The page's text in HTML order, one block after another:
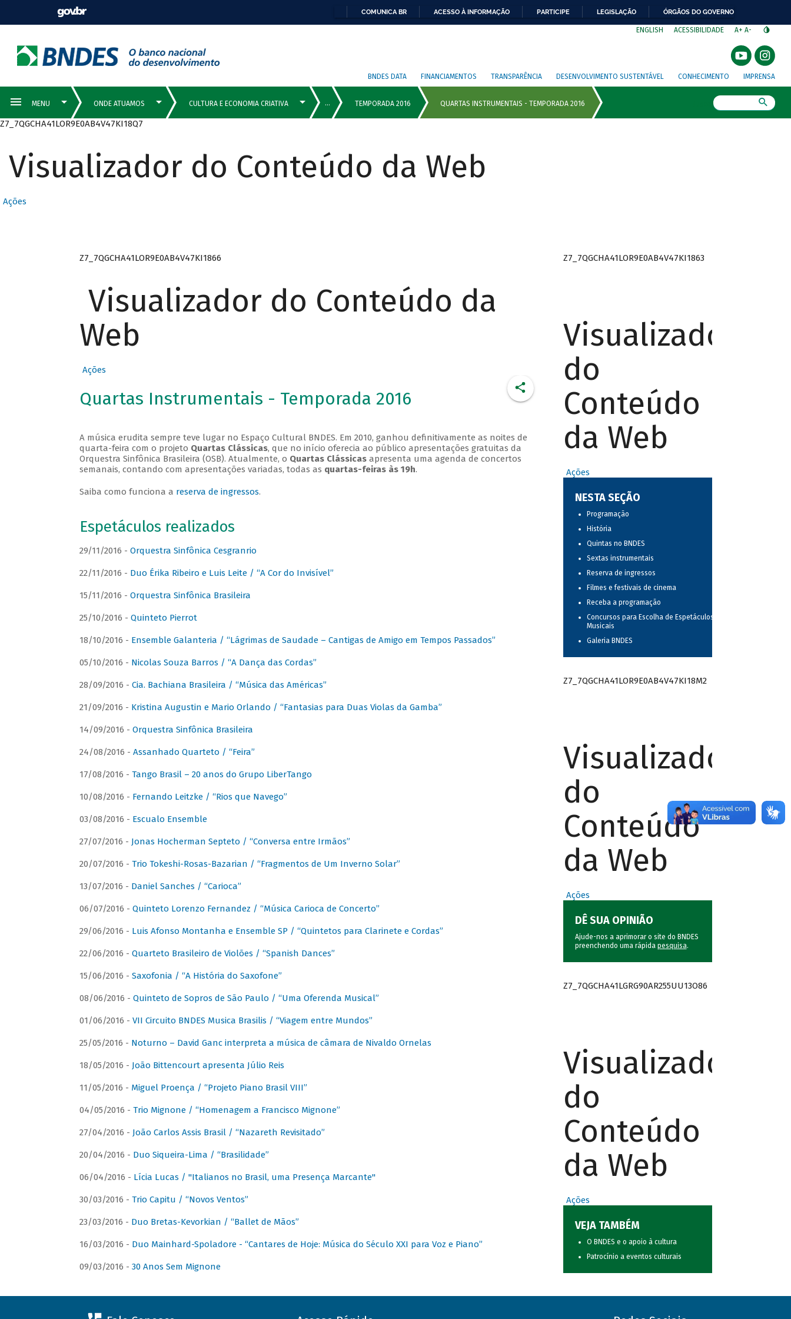
COMUNICA BR ACESSO À INFORMAÇÃO PARTICIPE LEGISLAÇÃO ÓRGÃOS DO GOVERNO
ENGLISH ACESSIBILIDADE A+ A-
BNDES DATA FINANCIAMENTOS TRANSPARÊNCIA DESENVOLVIMENTO SUSTENTÁVEL CONHECIMENTO IMPRENSA
Z7_7QGCHA41LOR9E0AB4V47KI18Q7
Visualizador do Conteúdo da Web
Ações
Z7_7QGCHA41LOR9E0AB4V47KI1866
Visualizador do Conteúdo da
Web
Ações
Quartas Instrumentais - Temporada 2016
A música erudita sempre teve lugar no Espaço Cultural BNDES. Em 2010, ganhou definitivamente as noites de
quarta-feira com o projeto Quartas Clássicas, que no início oferecia ao público apresentações gratuitas da
Orquestra Sinfônica Brasileira (OSB). Atualmente, o Quartas Clássicasapresenta uma agenda de concertos
semanais, contando com apresentações variadas, todas as quartas-feiras às 19h.
Saiba como funciona a reserva de ingressos.
Espetáculos realizados
29/11/2016 - Orquestra Sinfônica Cesgranrio
22/11/2016 - Duo Érika Ribeiro e Luis Leite / “A Cor do Invisível”
15/11/2016 - Orquestra Sinfônica Brasileira
25/10/2016 - Quinteto Pierrot
18/10/2016 - Ensemble Galanteria / “Lágrimas de Saudade – Cantigas de Amigo em Tempos Passados”
05/10/2016 - Nicolas Souza Barros / “A Dança das Cordas”
28/09/2016 - Cia. Bachiana Brasileira / “Música das Américas”
21/09/2016 - Kristina Augustin e Mario Orlando / “Fantasias para Duas Violas da Gamba”
14/09/2016 - Orquestra Sinfônica Brasileira
24/08/2016 - Assanhado Quarteto / “Feira”
17/08/2016 - Tango Brasil – 20 anos do Grupo LiberTango
10/08/2016 - Fernando Leitzke / “Rios que Navego”
03/08/2016 - Escualo Ensemble
27/07/2016 - Jonas Hocherman Septeto / “Conversa entre Irmãos”
20/07/2016 - Trio Tokeshi-Rosas-Bazarian / “Fragmentos de Um Inverno Solar”
13/07/2016 - Daniel Sanches / “Carioca”
06/07/2016 - Quinteto Lorenzo Fernandez / “Música Carioca de Concerto”
29/06/2016 - Luis Afonso Montanha e Ensemble SP / “Quintetos para Clarinete e Cordas”
22/06/2016 - Quarteto Brasileiro de Violões / “Spanish Dances”
15/06/2016 - Saxofonia / “A História do Saxofone”
08/06/2016 - Quinteto de Sopros de São Paulo / “Uma Oferenda Musical”
01/06/2016 - VII Circuito BNDES Musica Brasilis / “Viagem entre Mundos”
25/05/2016 - Noturno – David Ganc interpreta a música de câmara de Nivaldo Ornelas
18/05/2016 - João Bittencourt apresenta Júlio Reis
11/05/2016 - Miguel Proença / “Projeto Piano Brasil VIII”
04/05/2016 - Trio Mignone / “Homenagem a Francisco Mignone”
27/04/2016 - João Carlos Assis Brasil / “Nazareth Revisitado”
20/04/2016 - Duo Siqueira-Lima / “Brasilidade”
06/04/2016 - Lícia Lucas / "Italianos no Brasil, uma Presença Marcante"
30/03/2016 - Trio Capitu / “Novos Ventos”
23/03/2016 - Duo Bretas-Kevorkian / “Ballet de Mãos”
16/03/2016 - Duo Mainhard-Spoladore - “Cantares de Hoje: Música do Século XXI para Voz e Piano”
09/03/2016 - 30 Anos Sem Mignone
Z7_7QGCHA41LOR9E0AB4V47KI1863
Visualizador
do
Conteúdo
da Web
Ações
NESTA SEÇÃO
Programação
História
Quintas no BNDES
Sextas instrumentais
Reserva de ingressos
Filmes e festivais de cinema
Receba a programação
Concursos para Escolha de Espetáculos
Musicais
Galeria BNDES
Z7_7QGCHA41LOR9E0AB4V47KI18M2
Visualizador
do
Conteúdo
da Web
Ações
DÊ SUA OPINIÃO
Ajude-nos a aprimorar o site do BNDES
preenchendo uma rápida pesquisa.
Z7_7QGCHA41LGRG90AR255UU13O86
Visualizador
do
Conteúdo
da Web
Ações
VEJA TAMBÉM
O BNDES e o apoio à cultura
Patrocínio a eventos culturais